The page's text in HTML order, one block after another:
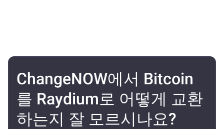
ChangeNOW에서 Bitcoin
를 Raydium로 어떻게 교환
하는지 잘 모르시나요?